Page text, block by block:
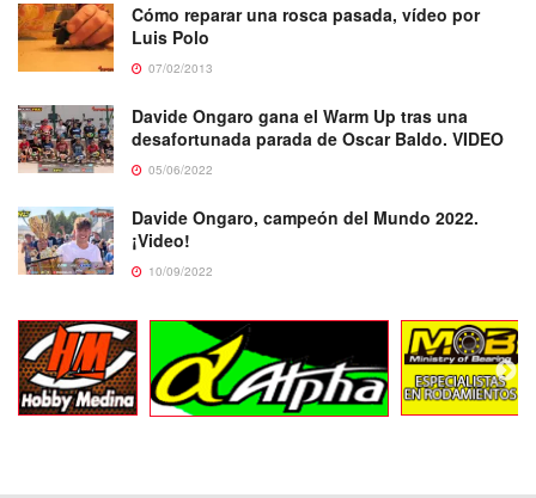
Cómo reparar una rosca pasada, vídeo por
Luis Polo
07/02/2013
Davide Ongaro gana el Warm Up tras una
desafortunada parada de Oscar Baldo. VIDEO
05/06/2022
Davide Ongaro, campeón del Mundo 2022.
¡Video!
10/09/2022